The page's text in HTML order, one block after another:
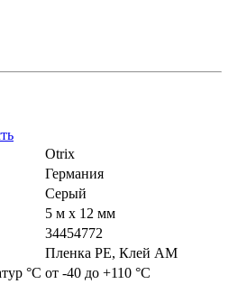
Otrix
Германия
Серый
5 м x 12 мм
34454772
Пленка PE, Клей AM
°С от -40 до +110 °C